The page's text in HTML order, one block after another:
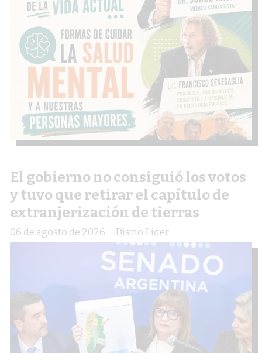
El gobierno no consiguió los votos
y tuvo que retirar el capítulo de
extranjerización de tierras
Diario Lider
06 de agosto de 2026